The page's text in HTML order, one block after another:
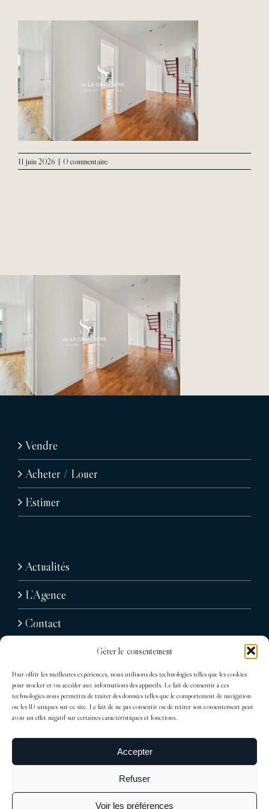
Gérer le consentement
Pour offrir les meilleures expériences, nous utilisons des technologies telles que les cookies
pour stocker et/ou accéder aux informations des appareils. Le fait de consentir à ces
technologies nous permettra de traiter des données telles que le comportement de navigation
ou les ID uniques sur ce site. Le fait de ne pas consentir ou de retirer son consentement peut
avoir un effet négatif sur certaines caractéristiques et fonctions.
Accepter
Refuser
Voir les préférences
11 juin 2026 | 0 commentaire
Vendre
Acheter / Louer
Estimer
Actualités
L’Agence
Contact
31, avenue Raymond Poincaré
75116 Paris
Tél : + 33 (0)1 76 71 07 40
trocadero@sdelagrandiere.fr